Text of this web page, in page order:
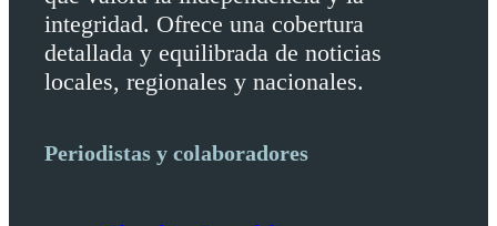
integridad. Ofrece una cobertura
detallada y equilibrada de noticias
locales, regionales y nacionales.
Periodistas y colaboradores